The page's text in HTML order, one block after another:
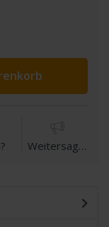
Weitersagen